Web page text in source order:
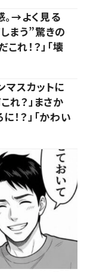
→よく見る
まう”驚きの
れ！？」「壊
マスカットに
れ？」まさか
！？」「かわい